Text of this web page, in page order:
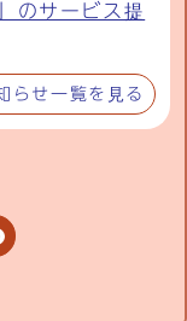
のサービス提
らせ一覧を見る